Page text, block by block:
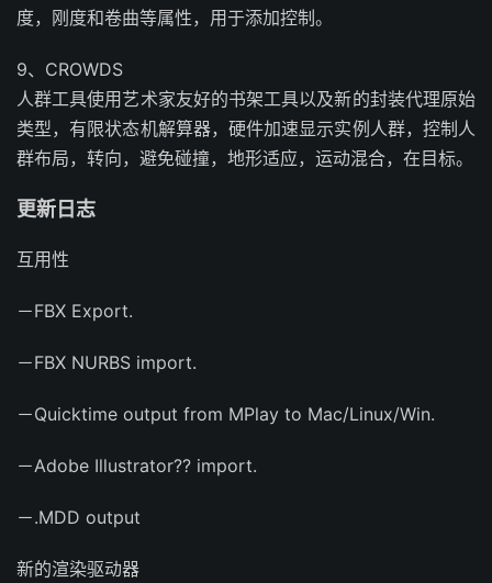
度，刚度和卷曲等属性，用于添加控制。
9、CROWDS
人群工具使用艺术家友好的书架工具以及新的封装代理原始
类型，有限状态机解算器，硬件加速显示实例人群，控制人
群布局，转向，避免碰撞，地形适应，运动混合，在目标。
更新日志
互用性
－FBX Export.
－FBX NURBS import.
－Quicktime output from MPlay to Mac/Linux/Win.
－Adobe Illustrator?? import.
－.MDD output
新的渲染驱动器